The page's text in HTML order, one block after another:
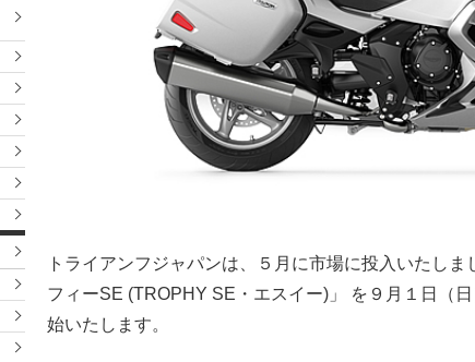
トライアンフジャパンは、５月に市場に投入いたし
フィーSE (TROPHY SE・エスイー)」 を９月１日（
始いたします。